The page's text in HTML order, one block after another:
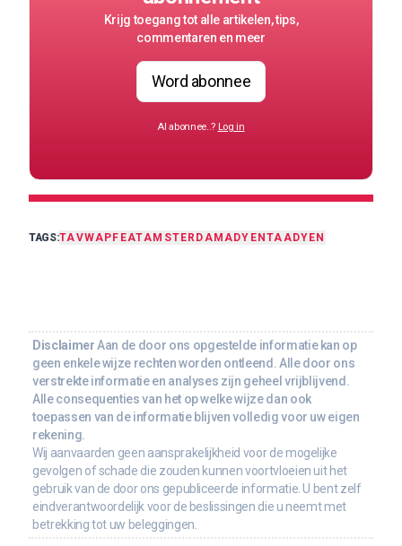
Krijg toegang tot alle artikelen, tips,
commentaren en meer
Word abonnee
Al abonnee..? Log in
TAGS:TAVWAP FEATAMSTERDAMADYENTAADYEN
Disclaimer Aan de door ons opgestelde informatie kan op
geen enkele wijze rechten worden ontleend. Alle door ons
verstrekte informatie en analyses zijn geheel vrijblijvend.
Alle consequenties van het op welke wijze dan ook
toepassen van de informatie blijven volledig voor uw eigen
rekening.
Wij aanvaarden geen aansprakelijkheid voor de mogelijke
gevolgen of schade die zouden kunnen voortvloeien uit het
gebruik van de door ons gepubliceerde informatie. U bent zelf
eindverantwoordelijk voor de beslissingen die u neemt met
betrekking tot uw beleggingen.